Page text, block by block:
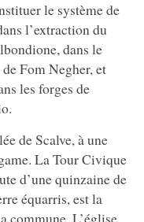
le système de
l’extraction du
dans le
Fom Negher, et
les forges de
de Scalve, à une
La Tour Civique
d’une quinzaine de
équarris, est la